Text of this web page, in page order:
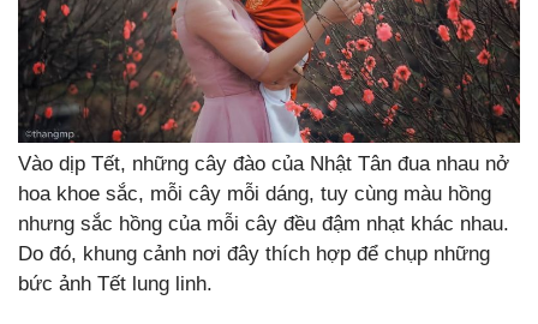
Vào dịp Tết, những cây đào của Nhật Tân đua nhau nở
hoa khoe sắc, mỗi cây mỗi dáng, tuy cùng màu hồng
nhưng sắc hồng của mỗi cây đều đậm nhạt khác nhau.
Do đó, khung cảnh nơi đây thích hợp để chụp những
bức ảnh Tết lung linh.